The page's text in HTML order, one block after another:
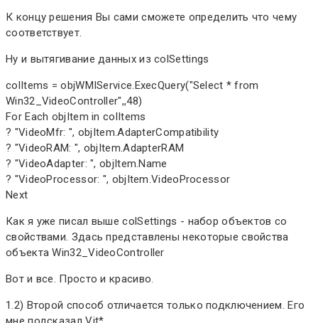
К концу решения Вы сами сможете определить что чему
соответствует.
Ну и вытягивание данных из colSettings
colItems = objWMIService.ExecQuery("Select * from
Win32_VideoController",,48)
For Each objItem in colItems
? "VideoMfr: ", objItem.AdapterCompatibility
? "VideoRAM: ", objItem.AdapterRAM
? "VideoAdapter: ", objItem.Name
? "VideoProcessor: ", objItem.VideoProcessor
Next
Как я уже писал выше colSettings - набор объектов со
свойствами. Здась представлены некоторые свойства
объекта Win32_VideoController
Вот и все. Просто и красиво.
1.2) Второй способ отличается только подключением. Его